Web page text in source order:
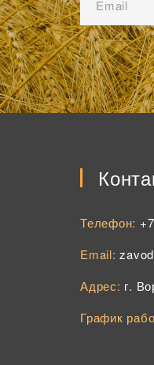
Телефон:
Email:
Адрес: г.
График